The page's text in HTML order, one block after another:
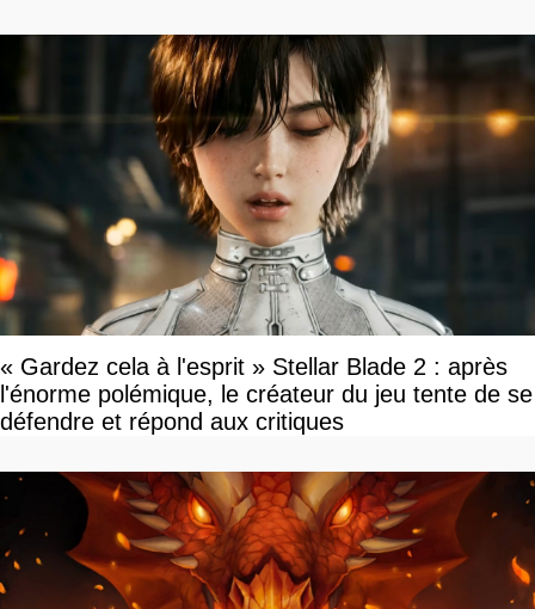
« Gardez cela à l'esprit » Stellar Blade 2 : après
l'énorme polémique, le créateur du jeu tente de se
défendre et répond aux critiques